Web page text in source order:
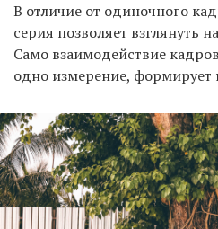
В отличие от одиночного
серия позволяет взглянуть
Само взаимодействие
одно измерение,